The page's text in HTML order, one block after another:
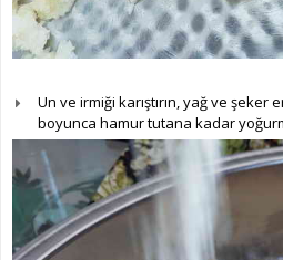
Un ve irmiği karıştırın, yağ ve
boyunca hamur tutana kadar